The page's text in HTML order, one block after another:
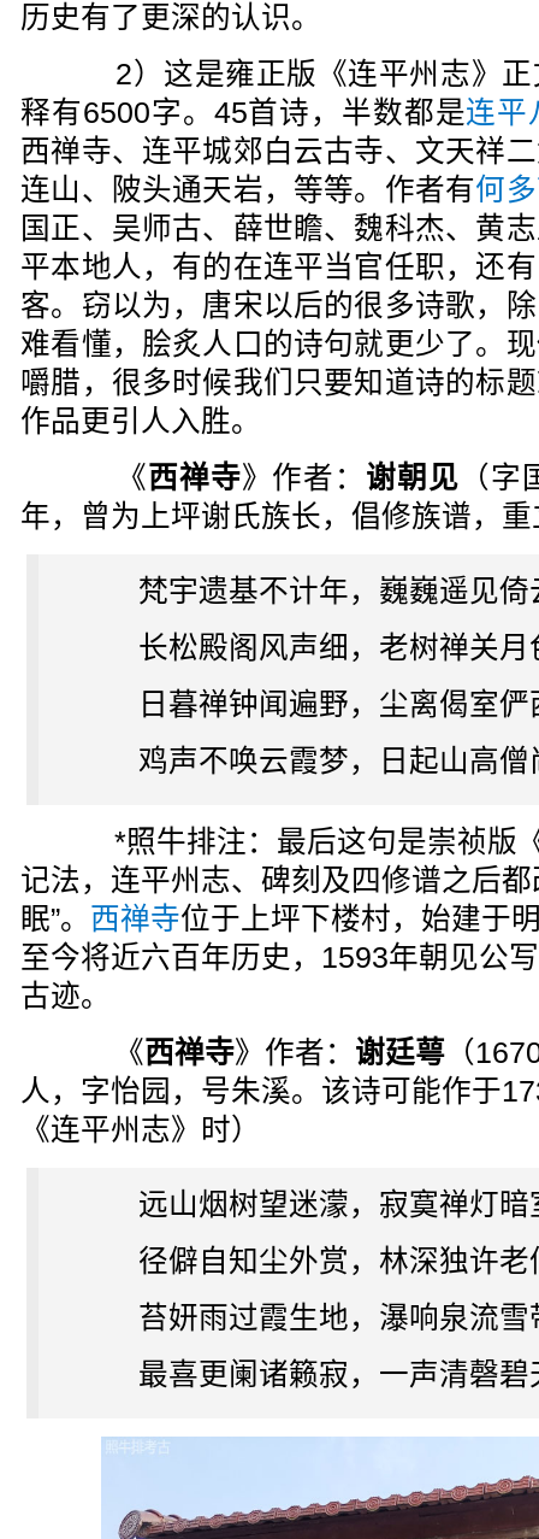
历史有了更深的认识。
2）这是雍正版《连平州志》正
释有6500字。45首诗，半数都是连平
西禅寺、连平城郊白云古寺、文天祥
连山、陂头通天岩，等等。作者有何
国正、吴师古、薛世瞻、魏科杰、黄
平本地人，有的在连平当官任职，还
客。窃以为，唐宋以后的很多诗歌，
难看懂，脍炙人口的诗句就更少了。
嚼腊，很多时候我们只要知道诗的标
作品更引人入胜。
《西禅寺》作者： 谢朝见 （
年，曾为上坪谢氏族长，倡修族谱，
梵宇遗基不计年，巍巍遥见倚
长松殿阁风声细，老树禅关月
日暮禅钟闻遍野，尘离偈室俨
鸡声不唤云霞梦，日起山高僧
*照牛排注：最后这句是崇祯版
记法，连平州志、碑刻及四修谱之后
眠”。 西禅寺位于上坪下楼村，始建于
至今将近六百年历史，1593年朝见公
古迹。
《西禅寺》作者： 谢廷萼 （
人，字怡园，号朱溪。该诗可能作于
《连平州志》时）
远山烟树望迷濛，寂寞禅灯暗
径僻自知尘外赏，林深独许老
苔妍雨过霞生地，瀑响泉流雪
最喜更阑诸籁寂，一声清磬碧